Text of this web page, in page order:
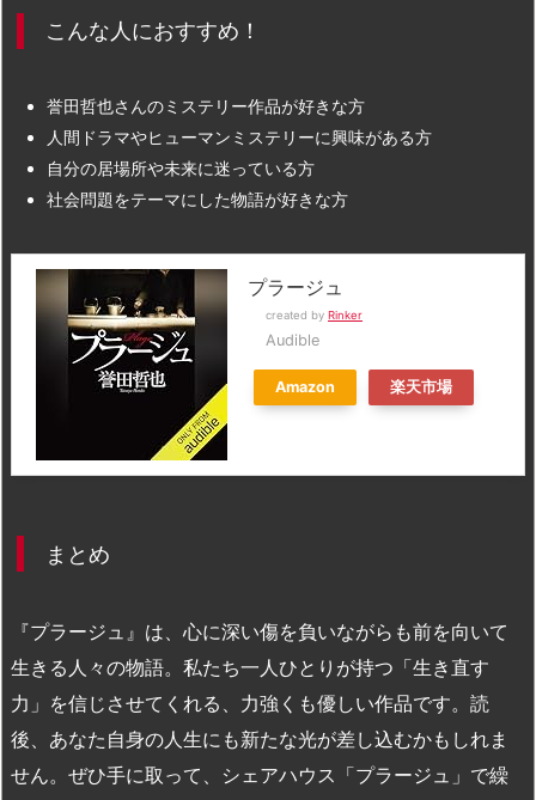
こんな人におすすめ！
誉田哲也さんのミステリー作品が好きな方
人間ドラマやヒューマンミステリーに興味がある方
自分の居場所や未来に迷っている方
社会問題をテーマにした物語が好きな方
プラージュ
created by Rinker
Audible
Amazon 楽天市場
まとめ
『プラージュ』は、心に深い傷を負いながらも前を向いて
生きる人々の物語。私たち一人ひとりが持つ「生き直す
力」を信じさせてくれる、力強くも優しい作品です。読
後、あなた自身の人生にも新たな光が差し込むかもしれま
せん。ぜひ手に取って、シェアハウス「プラージュ」で繰